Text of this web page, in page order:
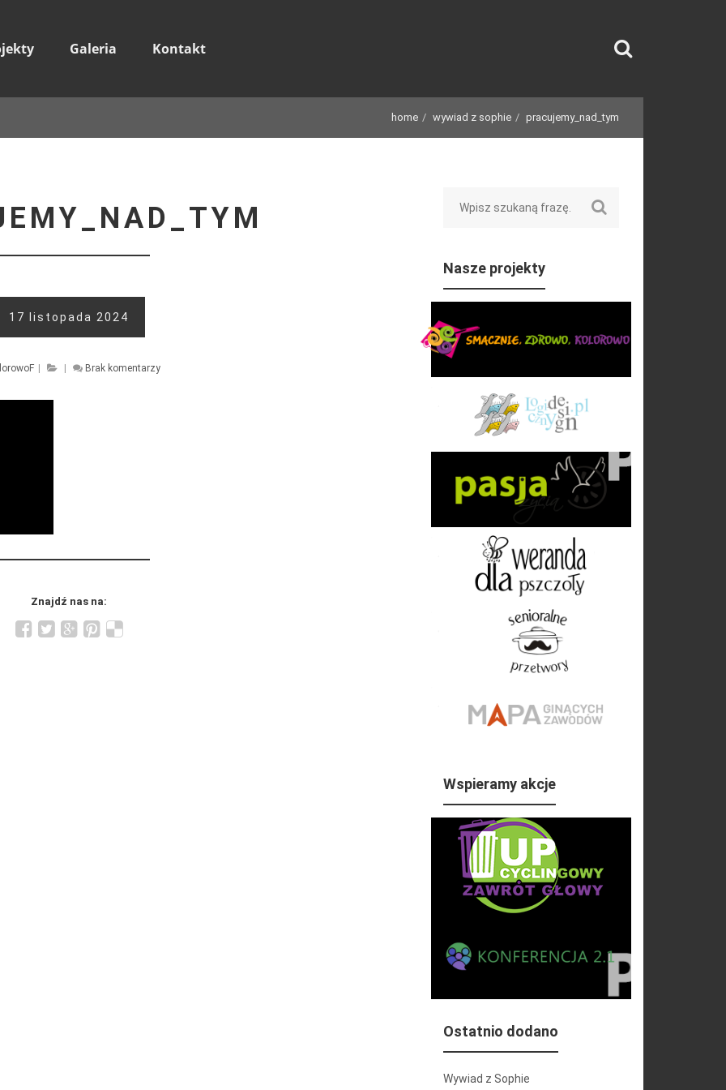
Galeria Kontakt
home wywiad z sophie pracujemy_nad_tym
17 listopada 2024
Brak komentarzy
Znajdź nas na:
Nasze projekty
Wspieramy akcje
Ostatnio dodano
Wywiad z Sophie